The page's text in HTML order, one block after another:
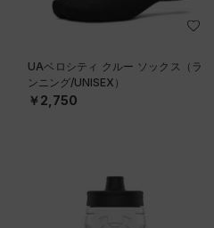
UAベロシティ クルー ソックス（ラ
ンニング/UNISEX）
￥2,750